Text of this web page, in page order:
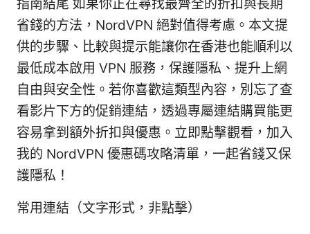
指南結尾 如果你正在尋找最齊全的折扣與長期
省錢的方法，NordVPN 絕對值得考慮。本文提
供的步驟、比較與提示能讓你在香港也能順利以
最低成本啟用 VPN 服務，保護隱私、提升上網
自由與安全性。若你喜歡這類型內容，別忘了查
看影片下方的促銷連結，透過專屬連結購買能更
容易拿到額外折扣與優惠。立即點擊觀看，加入
我的 NordVPN 優惠碼攻略清單，一起省錢又保
護隱私！
常用連結（文字形式，非點擊）